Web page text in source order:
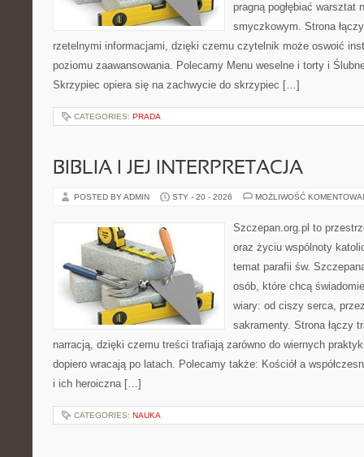
pragną pogłębiać warsztat
smyczkowym. Strona
rzetelnymi informacjami, dzięki czemu czytelnik może oswoić
poziomu zaawansowania. Polecamy Menu weselne i torty i
Skrzypiec opiera się na zachwycie do skrzypiec […]
CATEGORIES: PRADA
BIBLIA I JEJ INTERPRETACJA
POSTED BY ADMIN STY - 20 - 2026 MOŻLIWOŚĆ
Szczepan.org.pl to
oraz życiu wspólnoty
temat parafii św.
osób, które chcą
wiary: od ciszy serca,
sakramenty. Strona łączy
narracją, dzięki czemu treści trafiają zarówno do wiernych
dopiero wracają po latach. Polecamy także: Kościół a
i ich heroiczna […]
CATEGORIES: NAUKA